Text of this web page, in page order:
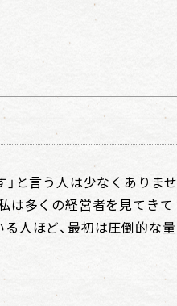
と言う人は少なくありませ
は多くの経営者を見てきて
人ほど、最初は圧倒的な量